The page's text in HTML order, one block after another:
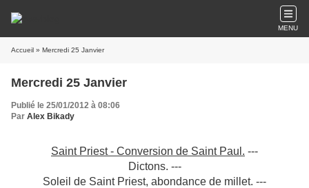
MENU
Accueil » Mercredi 25 Janvier
Mercredi 25 Janvier
Publié le 25/01/2012 à 08:06
Par Alex Bikady
Saint Priest - Conversion de Saint Paul. ---
Dictons. ---
Soleil de Saint Priest, abondance de millet. ---